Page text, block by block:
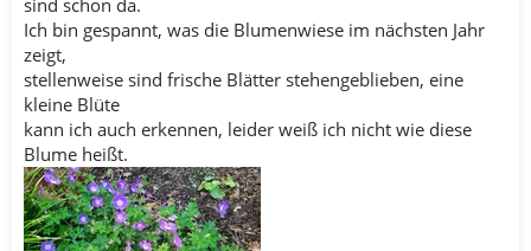
Ich bin gespannt, was die Blumenwiese im nächsten Jahr
zeigt,
stellenweise sind frische Blätter stehengeblieben, eine
kleine Blüte
kann ich auch erkennen, leider weiß ich nicht wie diese
Blume heißt.